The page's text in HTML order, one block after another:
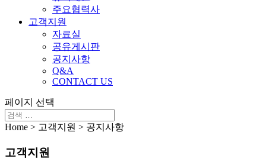
주요협력사
고객지원
자료실
공유게시판
공지사항
Q&A
CONTACT US
페이지 선택
Home > 고객지원 > 공지사항
고객지원